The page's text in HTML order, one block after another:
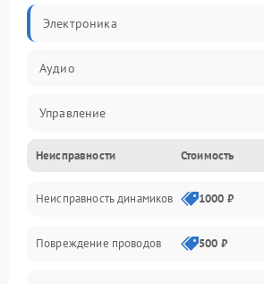
Электроника
Аудио
Управление
Электропитание
Связь
Механические повреждения
Неисправности Стоимость
Неисправность динамиков 1000 ₽
Повреждение проводов 500 ₽